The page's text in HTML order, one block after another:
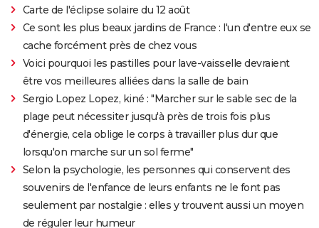
Carte de l'éclipse solaire du 12 août
Ce sont les plus beaux jardins de France : l'un d'entre eux se
cache forcément près de chez vous
Voici pourquoi les pastilles pour lave-vaisselle devraient
être vos meilleures alliées dans la salle de bain
Sergio Lopez Lopez, kiné : "Marcher sur le sable sec de la
plage peut nécessiter jusqu'à près de trois fois plus
d'énergie, cela oblige le corps à travailler plus dur que
lorsqu'on marche sur un sol ferme"
Selon la psychologie, les personnes qui conservent des
souvenirs de l'enfance de leurs enfants ne le font pas
seulement par nostalgie : elles y trouvent aussi un moyen
de réguler leur humeur